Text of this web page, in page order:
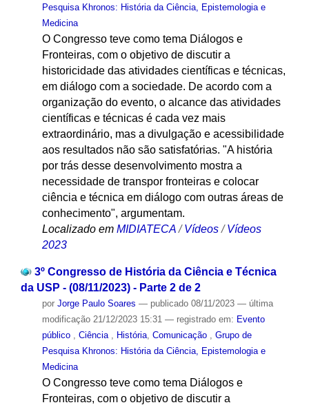
Pesquisa Khronos: História da Ciência, Epistemologia e
Medicina
O Congresso teve como tema Diálogos e
Fronteiras, com o objetivo de discutir a
historicidade das atividades científicas e técnicas,
em diálogo com a sociedade. De acordo com a
organização do evento, o alcance das atividades
científicas e técnicas é cada vez mais
extraordinário, mas a divulgação e acessibilidade
aos resultados não são satisfatórias. "A história
por trás desse desenvolvimento mostra a
necessidade de transpor fronteiras e colocar
ciência e técnica em diálogo com outras áreas de
conhecimento", argumentam.
Localizado em MIDIATECA /Vídeos /Vídeos
2023
3º Congresso de História da Ciência e Técnica
da USP - (08/11/2023) - Parte 2 de 2
por Jorge Paulo Soares — publicado08/11/2023 — última
modificação21/12/2023 15:31 — registrado em: Evento
público
Ciência História, Comunicação
Grupo de
Pesquisa Khronos: História da Ciência, Epistemologia e
Medicina
O Congresso teve como tema Diálogos e
Fronteiras, com o objetivo de discutir a